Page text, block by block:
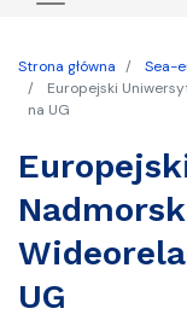
Strona główna
Sea-
Europejski
na UG
UG